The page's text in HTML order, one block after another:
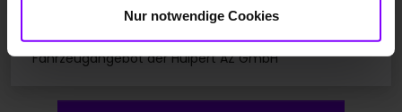
Nur notwendige Cookies
gewichtet kombiniert:B CO2-Klasse bei entladener
Batterie:F Elektrische Reichweite kombiniert: 100 km
Fahrzeugangebot der Hülpert AZ GmbH